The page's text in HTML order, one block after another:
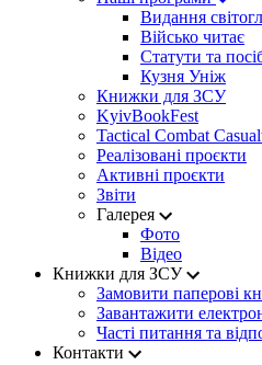
Видання
Військо читає
Статути та
Кузня Уніж
Книжки для ЗСУ
KyivBookFest
Tactical Combat
Реалізовані проєкти
Активні проєкти
Звіти
Галерея
Фото
Відео
Книжки для ЗСУ
Замовити паперові
Завантажити
Часті питання та
Контакти